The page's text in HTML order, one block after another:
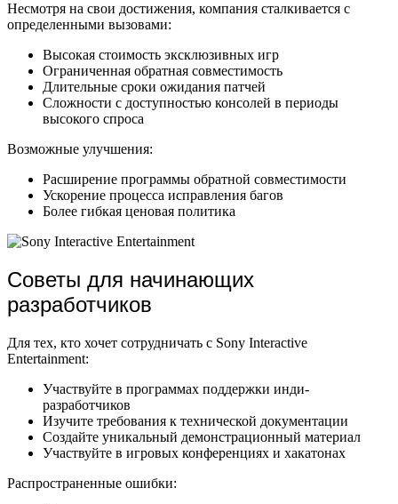
Несмотря на свои достижения, компания сталкивается с
определенными вызовами:
Высокая стоимость эксклюзивных игр
Ограниченная обратная совместимость
Длительные сроки ожидания патчей
Сложности с доступностью консолей в периоды
высокого спроса
Возможные улучшения:
Расширение программы обратной совместимости
Ускорение процесса исправления багов
Более гибкая ценовая политика
Советы для начинающих
разработчиков
Для тех, кто хочет сотрудничать с Sony Interactive
Entertainment:
Участвуйте в программах поддержки инди-
разработчиков
Изучите требования к технической документации
Создайте уникальный демонстрационный материал
Участвуйте в игровых конференциях и хакатонах
Распространенные ошибки: